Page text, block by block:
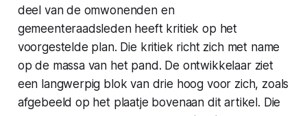
deel van de omwonenden en
gemeenteraadsleden heeft kritiek op het
voorgestelde plan. Die kritiek richt zich met name
op de massa van het pand. De ontwikkelaar ziet
een langwerpig blok van drie hoog voor zich, zoals
afgebeeld op het plaatje bovenaan dit artikel. Die